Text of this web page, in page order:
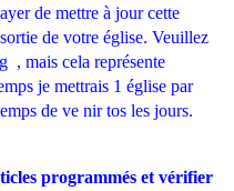
de mettre à jour cette
de votre église. Veuillez
, mais cela représente
je mettrais 1 église par
de ve nir tos les jours.
programmés et vérifier